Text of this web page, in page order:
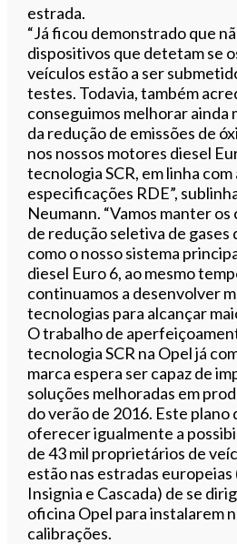
estrada.
“Já ficou demonstrado que
dispositivos que detetam se
veículos estão a ser
testes. Todavia, também
conseguimos melhorar ainda
da redução de emissões de
nos nossos motores diesel
tecnologia SCR, em linha
especificações RDE”,
Neumann. “Vamos manter
de redução seletiva de gases
como o nosso sistema
diesel Euro 6, ao mesmo
continuamos a desenvolver
tecnologias para alcançar
O trabalho de
tecnologia SCR na Opel já
marca espera ser capaz de
soluções melhoradas em
do verão de 2016. Este plano
oferecer igualmente a
de 43 mil proprietários de
estão nas estradas
Insignia e Cascada) de se
oficina Opel para instalarem
calibrações.